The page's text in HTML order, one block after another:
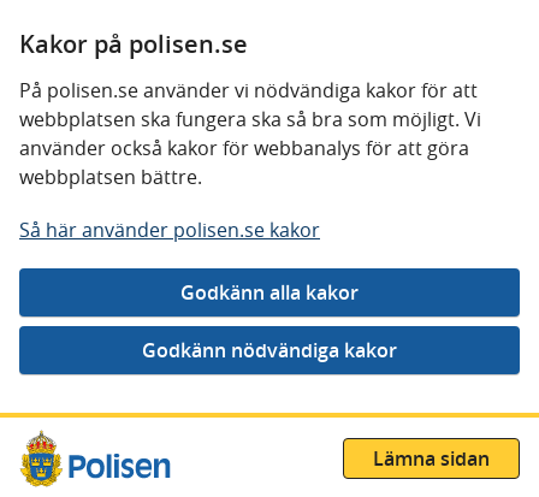
Kakor på polisen.se
På polisen.se använder vi nödvändiga kakor för att
webbplatsen ska fungera ska så bra som möjligt. Vi
använder också kakor för webbanalys för att göra
webbplatsen bättre.
Så här använder polisen.se kakor
Gå direkt till innehåll
Lämna sidan